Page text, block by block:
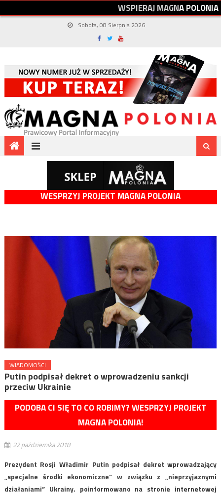
WSPIERAJMAGNAPOLONIA
Sobota, 08 Sierpnia 2026
WESPRZYJ PROJEKT MAGNA POLONIA
WIADOMOŚCI
Putin podpisał dekret o wprowadzeniu sankcji
przeciw Ukrainie
PODOBA CI SIĘ TO CO ROBIMY? WESPRZYJ PROJEKT
MAGNA POLONIA!
22 października 2018
Prezydent Rosji Władimir Putin podpisał dekret wprowadzający
„specjalne środki ekonomiczne” w związku z „nieprzyjaznymi
działaniami” Ukrainy. poinformowano na stronie internetowej